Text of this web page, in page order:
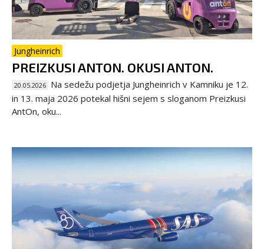
Jungheinrich
PREIZKUSI ANTON. OKUSI ANTON.
20.05.2026 Na sedežu podjetja Jungheinrich v Kamniku je 12.
in 13. maja 2026 potekal hišni sejem s sloganom Preizkusi
AntOn, oku...